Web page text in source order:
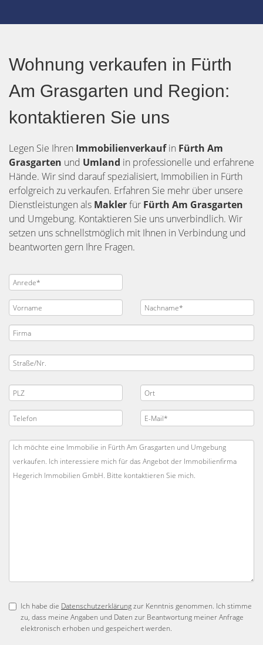
Wohnung verkaufen in Fürth
Am Grasgarten und Region:
kontaktieren Sie uns
Legen Sie Ihren Immobilienverkaufin Fürth Am
Grasgarten und Umland in professionelle und erfahrene
Hände. Wir sind darauf spezialisiert, Immobilien in Fürth
erfolgreich zu verkaufen. Erfahren Sie mehr über unsere
Dienstleistungen als Maklerfür Fürth Am Grasgarten
und Umgebung. Kontaktieren Sie uns unverbindlich. Wir
setzen uns schnellstmöglich mit Ihnen in Verbindung und
beantworten gern Ihre Fragen.
Ich habe die Datenschutzerklärungzur Kenntnis genommen. Ich stimme
zu, dass meine Angaben und Daten zur Beantwortung meiner Anfrage
elektronisch erhoben und gespeichert werden.